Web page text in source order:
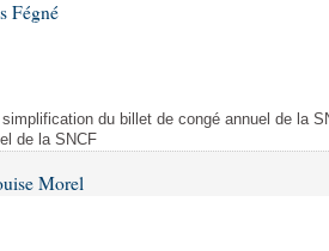
Fégné
du billet de congé annuel de la
de la SNCF
Morel